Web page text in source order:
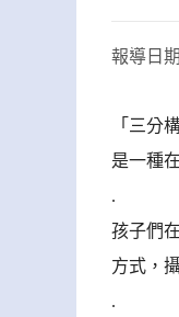
報導日
「三分
是一種
.
孩子們
方式，
.